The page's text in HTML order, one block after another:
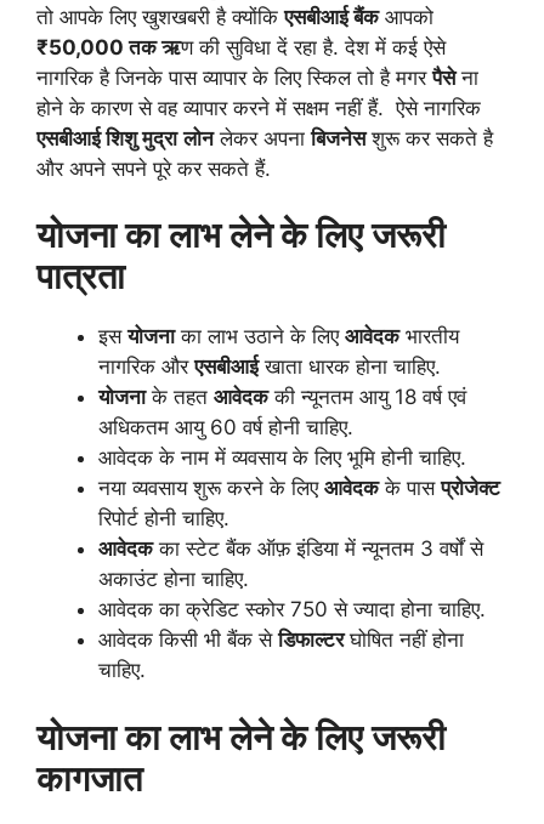
तो आपके लिए खुशखबरी है क्योंकिएसबीआई बैंकआपको
₹50,000 तक ऋण की सुविधा दें रहा है. देश में कई ऐसे
नागरिक है जिनके पास व्यापार के लिए स्किल तो है मगरपैसेना
होने के कारण से वह व्यापार करने में सक्षम नहीं हैं. ऐसे नागरिक
एसबीआई शिशु मुद्रा लोनलेकर अपनाबिजनेसशुरू कर सकते है
और अपने सपने पूरे कर सकते हैं.
योजना का लाभ लेने के लिए जरूरी
पात्रता
इसयोजनाका लाभ उठाने के लिए आवेदकभारतीय
नागरिक औरएसबीआईखाता धारक होना चाहिए.
योजनाके तहत आवेदककी न्यूनतम आयु 18 वर्ष एवं
अधिकतम आयु 60 वर्ष होनी चाहिए.
आवेदक के नाम में व्यवसाय के लिए भूमि होनी चाहिए.
नया व्यवसाय शुरू करने के लिए आवेदकके पासप्रोजेक्ट
रिपोर्ट होनी चाहिए.
आवेदकका स्टेट बैंक ऑफ़ इंडिया में न्यूनतम 3 वर्षों से
अकाउंट होना चाहिए.
आवेदक का क्रेडिट स्कोर 750 से ज्यादा होना चाहिए.
आवेदक किसी भी बैंक सेडिफाल्टरघोषित नहीं होना
चाहिए.
योजना का लाभ लेने के लिए जरूरी
कागजात